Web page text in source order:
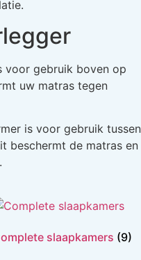
voor gebruik boven op
uw matras tegen
is voor gebruik tussen
beschermt de matras en
slaapkamers (9)